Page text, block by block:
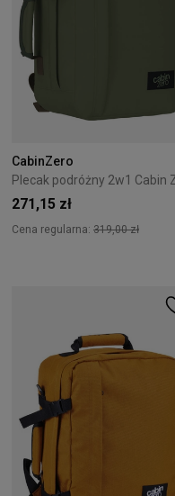
CabinZero
271,15 zł
Cena regularna: 319,00 zł